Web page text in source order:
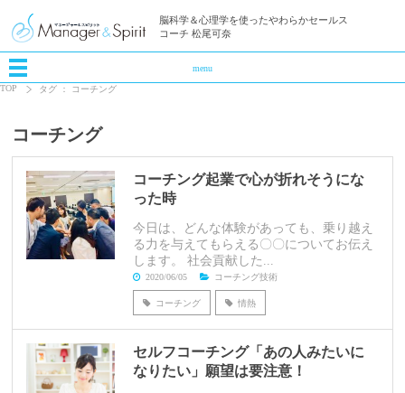
脳科学＆心理学を使ったやわらかセールス
コーチ 松尾可奈
menu
TOP
タグ ： コーチング
コーチング
コーチング起業で心が折れそうにな
った時
今日は、どんな体験があっても、乗り越え
る力を与えてもらえる〇〇についてお伝え
します。 社会貢献した...
2020/06/05 コーチング技術
コーチング 情熱
セルフコーチング「あの人みたいに
なりたい」願望は要注意！